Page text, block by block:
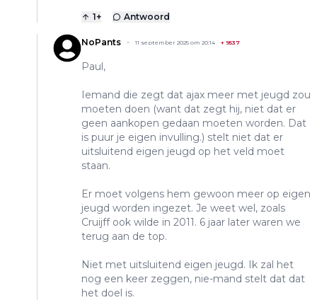
1+ Antwoord
NoPants 11 september 2025 om 20:14 + 9537
Paul,
Iemand die zegt dat ajax meer met jeugd zou
moeten doen (want dat zegt hij, niet dat er
geen aankopen gedaan moeten worden. Dat
is puur je eigen invulling.) stelt niet dat er
uitsluitend eigen jeugd op het veld moet
staan.
Er moet volgens hem gewoon meer op eigen
jeugd worden ingezet. Je weet wel, zoals
Cruijff ook wilde in 2011. 6 jaar later waren we
terug aan de top.
Niet met uitsluitend eigen jeugd. Ik zal het
nog een keer zeggen, nie-mand stelt dat dat
het doel is.